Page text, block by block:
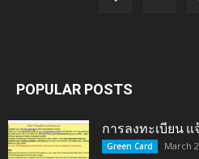
POPULAR POSTS
การลงทะเบียน แ
Green Card March